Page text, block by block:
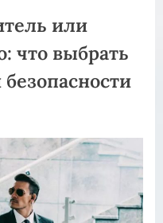
или
что выбрать